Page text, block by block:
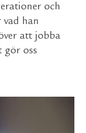
och
han
att jobba
gör oss